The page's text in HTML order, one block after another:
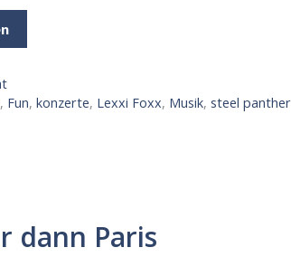
, Fun,konzerte, Lexxi Foxx, Musik,steel panther
dann Paris